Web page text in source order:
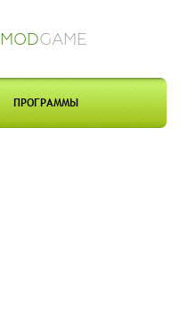
MODGAME
ПРОГРАММЫ